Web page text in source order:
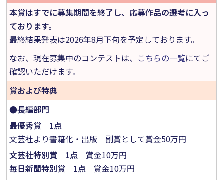
本賞はすでに募集期間を終了し、応募作品の選考に入っ
ております。
最終結果発表は2026年8月下旬を予定しております。
なお、現在募集中のコンテストは、 こちらの一覧にてご
確認いただけます。
賞および特典
●長編部門
最優秀賞 1点
文芸社より書籍化・出版 副賞として賞金50万円
文芸社特別賞 1点 賞金10万円
毎日新聞特別賞 1点 賞金10万円